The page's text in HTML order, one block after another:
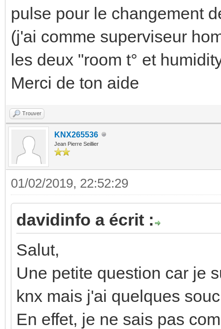
pulse pour le changement
(j'ai comme superviseur
les deux "room t° et
Merci de ton aide
Trouver
KNX265536
Jean Pierre Seillier
01/02/2019, 22:52:29
davidinfo a écrit :
Salut,
Une petite question car je
knx mais j'ai quelques
En effet, je ne sais pas